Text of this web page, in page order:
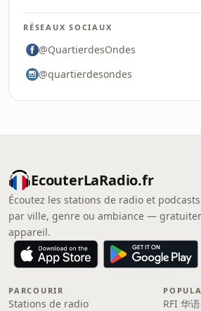
RÉSEAUX SOCIAUX
@QuartierdesOndes
@quartierdesondes
EcouterLaRadio.fr
Écoutez les stations de radio et
par ville, genre ou ambiance —
appareil.
PARCOURIR
Stations de radio
RFI 华